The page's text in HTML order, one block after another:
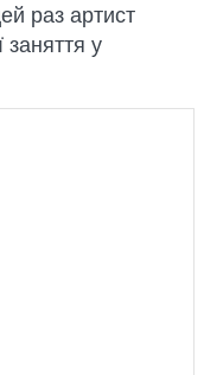
раз артист
заняття у